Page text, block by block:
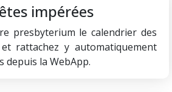
impérées
presbyterium le calendrier des
rattachez y automatiquement
depuis la WebApp.